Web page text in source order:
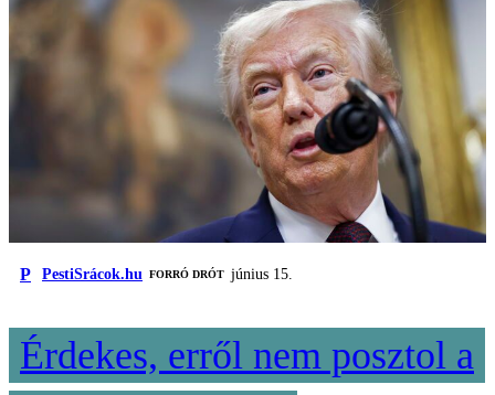
P PestiSrácok.hu FORRÓ DRÓT június 15.
Érdekes, erről nem posztol a